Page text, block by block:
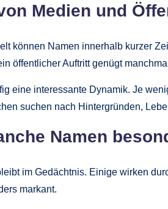
Medien und
können Namen innerhalb kurzer
öffentlicher Auftritt genügt
eine interessante Dynamik. Je
suchen nach Hintergründen,
Namen
im Gedächtnis. Einige wirken
markant.